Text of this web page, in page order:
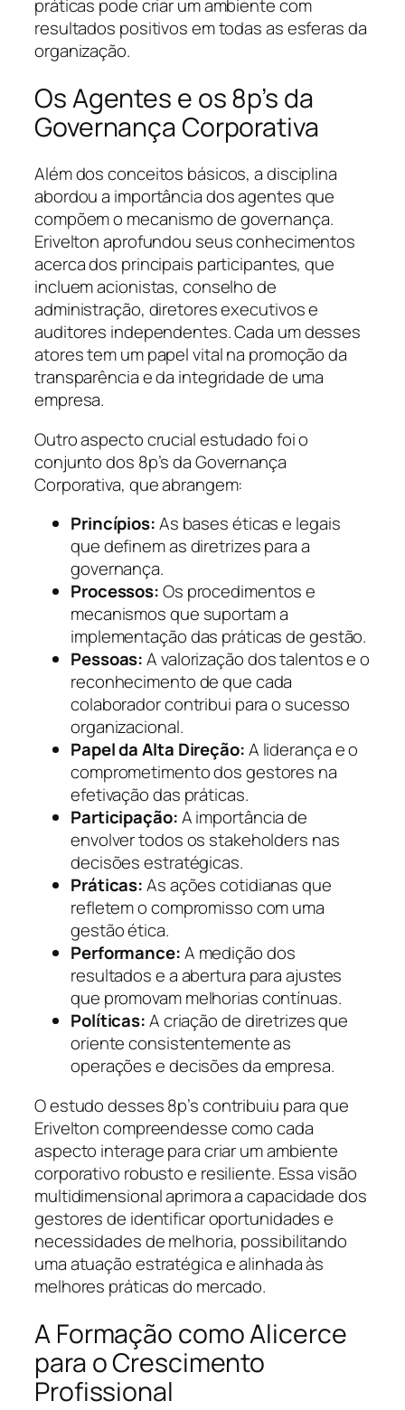
práticas pode criar um ambiente com
resultados positivos em todas as esferas da
organização.
Os Agentes e os 8p’s da
Governança Corporativa
Além dos conceitos básicos, a disciplina
abordou a importância dos agentes que
compõem o mecanismo de governança.
Erivelton aprofundou seus conhecimentos
acerca dos principais participantes, que
incluem acionistas, conselho de
administração, diretores executivos e
auditores independentes. Cada um desses
atores tem um papel vital na promoção da
transparência e da integridade de uma
empresa.
Outro aspecto crucial estudado foi o
conjunto dos 8p’s da Governança
Corporativa, que abrangem:
Princípios:As bases éticas e legais
que definem as diretrizes para a
governança.
Processos:Os procedimentos e
mecanismos que suportam a
implementação das práticas de gestão.
Pessoas:A valorização dos talentos e o
reconhecimento de que cada
colaborador contribui para o sucesso
organizacional.
Papel da Alta Direção:A liderança e o
comprometimento dos gestores na
efetivação das práticas.
Participação:A importância de
envolver todos os stakeholders nas
decisões estratégicas.
Práticas:As ações cotidianas que
refletem o compromisso com uma
gestão ética.
Performance:A medição dos
resultados e a abertura para ajustes
que promovam melhorias contínuas.
Políticas:A criação de diretrizes que
oriente consistentemente as
operações e decisões da empresa.
O estudo desses 8p’s contribuiu para que
Erivelton compreendesse como cada
aspecto interage para criar um ambiente
corporativo robusto e resiliente. Essa visão
multidimensional aprimora a capacidade dos
gestores de identificar oportunidades e
necessidades de melhoria, possibilitando
uma atuação estratégica e alinhada às
melhores práticas do mercado.
A Formação como Alicerce
para o Crescimento
Profissional